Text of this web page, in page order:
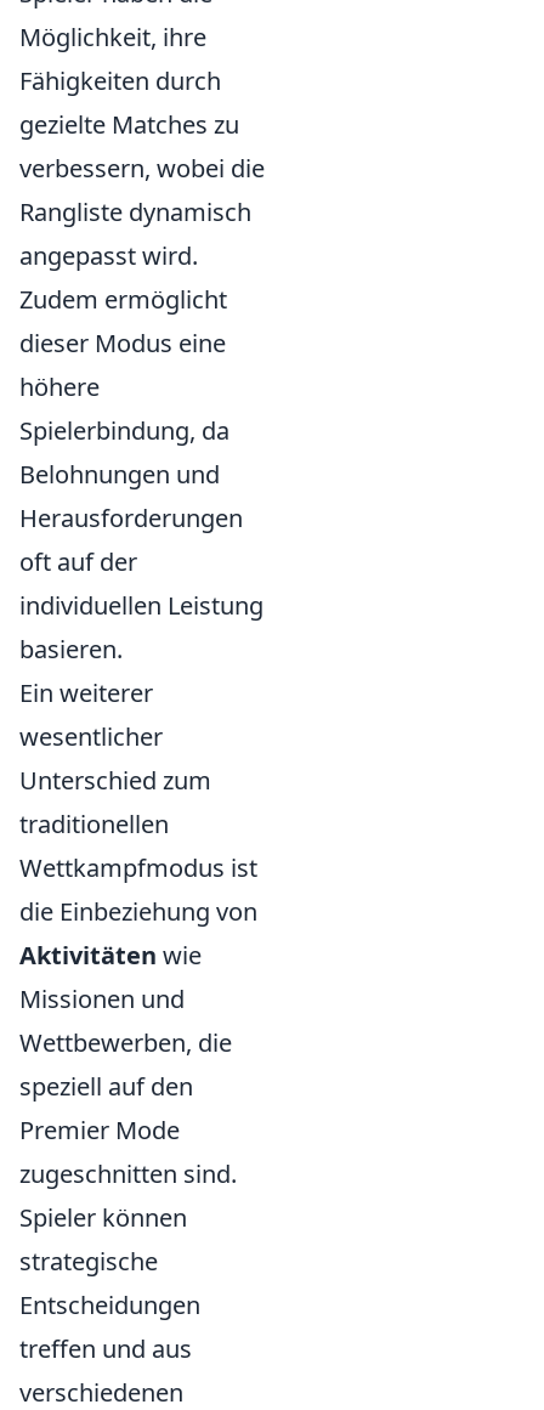
Möglichkeit, ihre
Fähigkeiten durch
gezielte Matches zu
verbessern, wobei die
Rangliste dynamisch
angepasst wird.
Zudem ermöglicht
dieser Modus eine
höhere
Spielerbindung, da
Belohnungen und
Herausforderungen
oft auf der
individuellen Leistung
basieren.
Ein weiterer
wesentlicher
Unterschied zum
traditionellen
Wettkampfmodus ist
die Einbeziehung von
Aktivitäten wie
Missionen und
Wettbewerben, die
speziell auf den
Premier Mode
zugeschnitten sind.
Spieler können
strategische
Entscheidungen
treffen und aus
verschiedenen